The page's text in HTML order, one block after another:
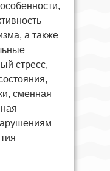
а также
стресс,
сменная